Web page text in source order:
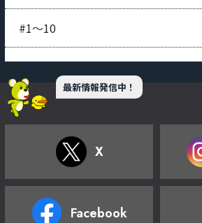
#1〜10
最新情報発信中！
X
Facebook